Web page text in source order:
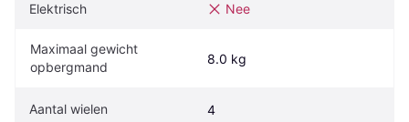
Elektrisch Nee
Maximaal gewicht
opbergmand
8.0 kg
Aantal wielen 4